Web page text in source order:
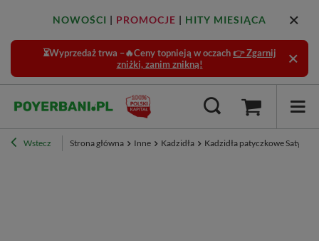
NOWOŚCI | PROMOCJE | HITY MIESIĄCA
⏳Wyprzedaż trwa –🔥Ceny topnieją w oczach 👉 Zgarnij
zniżki, zanim znikną!
Wstecz Strona główna Inne Kadzidła Kadzidła patyczkowe Satya –